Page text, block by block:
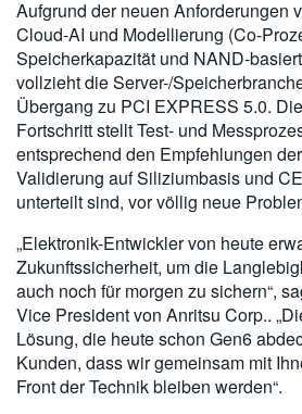
Aufgrund der neuen Anforderungen
Cloud-AI und Modellierung (Co-
Speicherkapazität und NAND-
vollzieht die Server-/
Übergang zu PCI EXPRESS 5.0.
Fortschritt stellt Test- und
entsprechend den Empfehlungen
Validierung auf Siliziumbasis und
unterteilt sind, vor völlig neue
„Elektronik-Entwickler von heute
Zukunftssicherheit, um die
auch noch für morgen zu sichern“,
Vice President von Anritsu Corp..
Lösung, die heute schon Gen6
Kunden, dass wir gemeinsam mit
Front der Technik bleiben werden“.